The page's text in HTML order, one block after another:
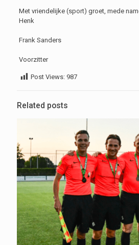
Met vriendelijke (sport) groet, mede
Henk
Frank Sanders
Voorzitter
Post Views: 987
Related posts